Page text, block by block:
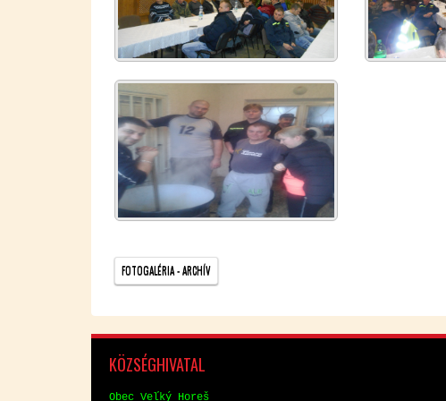
FOTOGALÉRIA - ARCHÍV
KÖZ­SÉG­HI­VA­TAL
Obec Veľký Horeš